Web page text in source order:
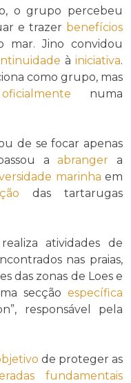
o grupo percebeu
e trazer benefícios
mar. Jino convidou
àiniciativa.
como grupo, mas
oficialmente numa
de se focar apenas
aabranger a
marinha em
das tartarugas
atividades de
nas praias,
das zonas de Loes e
secção específica
responsável pela
de proteger as
fundamentais